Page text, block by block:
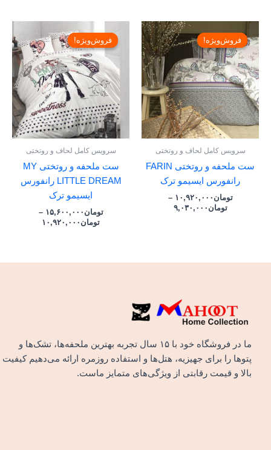
فروش‌ویژه!
فروش‌ویژه!
سرویس کامل لحاف و روتختی
ست ملحفه و روتختی FARIN
رانفورس ایسیمو ترک
تومان ۱۰,۹۲۰,۰۰۰ –
تومان ۹,۰۳۰,۰۰۰
Price
range:
تومان۹,۰۳۰,۰۰۰
through
تومان۱۰,۹۲۰,۰۰۰
فروش‌ویژه!
فروش‌ویژه!
سرویس کامل لحاف و روتختی
ست ملحفه و روتختی MY
LITTLE DREAM رانفورس
ایسیمو ترک
تومان ۱۵,۶۰۰,۰۰۰ –
تومان ۱۰,۹۲۰,۰۰۰
through
تومان۱۵,۶۰۰,۰۰۰
ما در فروشگاه خود با ۱۵ سال تجربه بهترین ملحفه‌ها، تشک‌ها و
پتوها را برای جهیزیه، هتل‌ها و استفاده روزمره ارائه می‌دهیم کیفیت
بالا و قیمت رقابتی از ویژگی‌های متمایز ماست.